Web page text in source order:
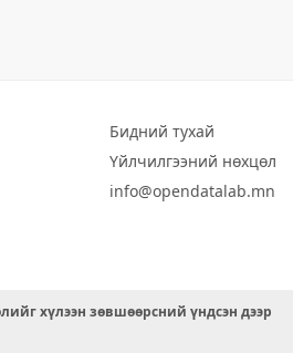
Бидний тухай
Үйлчилгээний нөхцөл
info@opendatalab.mn
хүлээн зөвшөөрсний үндсэн дээр